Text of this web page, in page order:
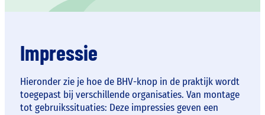
Impressie
Hieronder zie je hoe de BHV-knop in de praktijk wordt
toegepast bij verschillende organisaties. Van montage
tot gebruikssituaties: Deze impressies geven een